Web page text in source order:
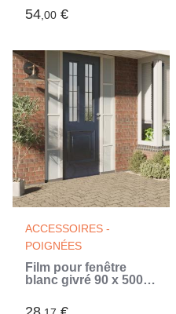
54,00 €
ACCESSOIRES -
POIGNÉES
Film pour fenêtre
blanc givré 90 x 500